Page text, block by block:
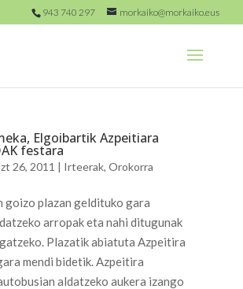
943 740 297 morkaiko@morkaiko.eus
Elgoibartik Azpeitiara
festara
26, 2011 | Irteerak, Orokorra
goizo plazan geldituko gara
arropak eta nahi ditugunak
Plazatik abiatuta Azpeitira
mendi bidetik. Azpeitira
aldatzeko aukera izango